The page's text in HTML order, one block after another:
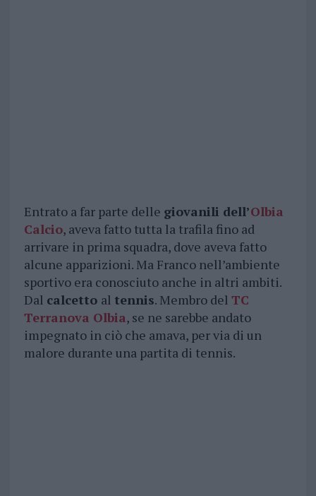
Entrato a far parte delle giovanili dell’Olbia
Calcio, aveva fatto tutta la trafila fino ad
arrivare in prima squadra, dove aveva fatto
alcune apparizioni. Ma Franco nell’ambiente
sportivo era conosciuto anche in altri ambiti.
Dal calcetto al tennis. Membro del TC
Terranova Olbia, se ne sarebbe andato
impegnato in ciò che amava, per via di un
malore durante una partita di tennis.